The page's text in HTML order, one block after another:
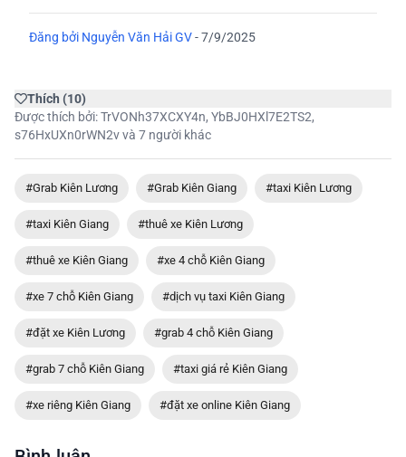
Đăng bởi Nguyễn Văn Hải GV-7/9/2025
Thích (10)
Được thích bởi:TrVONh37XCXY4n, YbBJ0HXl7E2TS2,
s76HxUXn0rWN2vvà 7 người khác
#Grab Kiên Lương #Grab Kiên Giang #taxi Kiên Lương
#taxi Kiên Giang #thuê xe Kiên Lương
#thuê xe Kiên Giang #xe 4 chỗ Kiên Giang
#xe 7 chỗ Kiên Giang #dịch vụ taxi Kiên Giang
#đặt xe Kiên Lương #grab 4 chỗ Kiên Giang
#grab 7 chỗ Kiên Giang #taxi giá rẻ Kiên Giang
#xe riêng Kiên Giang #đặt xe online Kiên Giang